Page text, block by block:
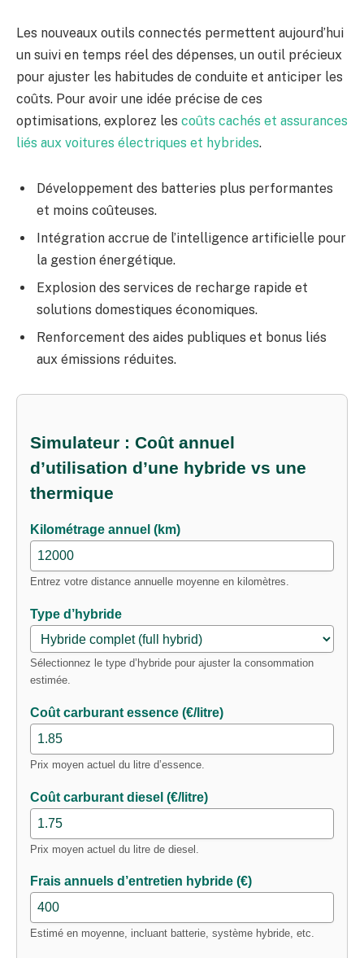
Les nouveaux outils connectés permettent aujourd’hui
un suivi en temps réel des dépenses, un outil précieux
pour ajuster les habitudes de conduite et anticiper les
coûts. Pour avoir une idée précise de ces
optimisations, explorez les coûts cachés et assurances
liés aux voitures électriques et hybrides.
Développement des batteries plus performantes
et moins coûteuses.
Intégration accrue de l’intelligence artificielle pour
la gestion énergétique.
Explosion des services de recharge rapide et
solutions domestiques économiques.
Renforcement des aides publiques et bonus liés
aux émissions réduites.
Simulateur : Coût annuel
d’utilisation d’une hybride vs une
thermique
Kilométrage annuel (km)
Entrez votre distance annuelle moyenne en kilomètres.
Type d’hybride
Sélectionnez le type d’hybride pour ajuster la consommation
estimée.
Coût carburant essence (€/litre)
Prix moyen actuel du litre d’essence.
Coût carburant diesel (€/litre)
Prix moyen actuel du litre de diesel.
Frais annuels d’entretien hybride (€)
Estimé en moyenne, incluant batterie, système hybride, etc.